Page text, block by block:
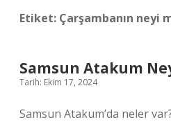
Etiket: Çarşambanın neyi
Samsun Atakum
Tarih: Ekim 17, 2024
Samsun Atakum’da neler